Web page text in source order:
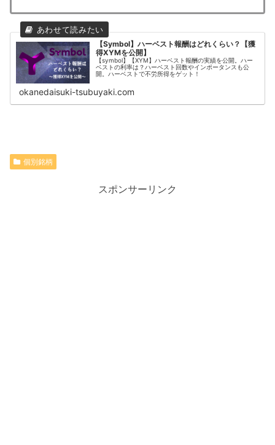
【Symbol】ハーベスト報酬はどれくらい？【獲
得XYMを公開】
【symbol】【XYM】ハーベスト報酬の実績を公開。ハー
ベストの利率は？ハーベスト回数やインポータンスも公
開。ハーベストで不労所得をゲット！
okanedaisuki-tsubuyaki.com
個別銘柄
スポンサーリンク